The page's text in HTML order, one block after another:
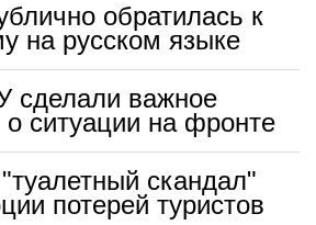
обратилась к
на русском языке
сделали важное
о ситуации на фронте
скандал"
потерей туристов